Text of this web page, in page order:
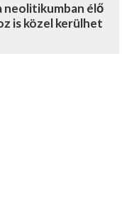
neolitikumban élő
is közel kerülhet